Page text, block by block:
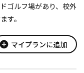
ゴルフ場があり、校外
す。
add_circle マイプランに追加